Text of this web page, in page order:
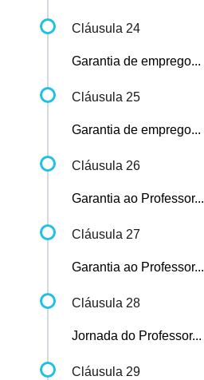
Cláusula 24
Garantia de emprego...
Cláusula 25
Garantia de emprego...
Cláusula 26
Garantia ao Professor...
Cláusula 27
Garantia ao Professor...
Cláusula 28
Jornada do Professor...
Cláusula 29